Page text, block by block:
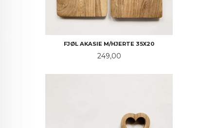
FJØL AKASIE M/HJERTE 35X20
Pris
249,00